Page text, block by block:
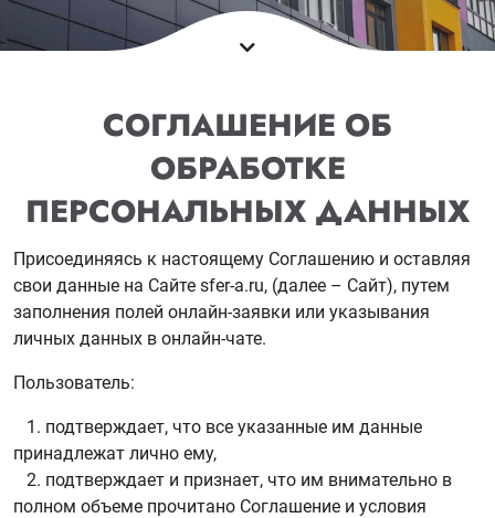
СОГЛАШЕНИЕ ОБ
ОБРАБОТКЕ
ПЕРСОНАЛЬНЫХ ДАННЫХ
Присоединяясь к настоящему Соглашению и оставляя
свои данные на Сайте sfer-a.ru, (далее – Сайт), путем
заполнения полей онлайн-заявки или указывания
личных данных в онлайн-чате.
Пользователь:
1. подтверждает, что все указанные им данные
принадлежат лично ему,
2. подтверждает и признает, что им внимательно в
полном объеме прочитано Соглашение и условия